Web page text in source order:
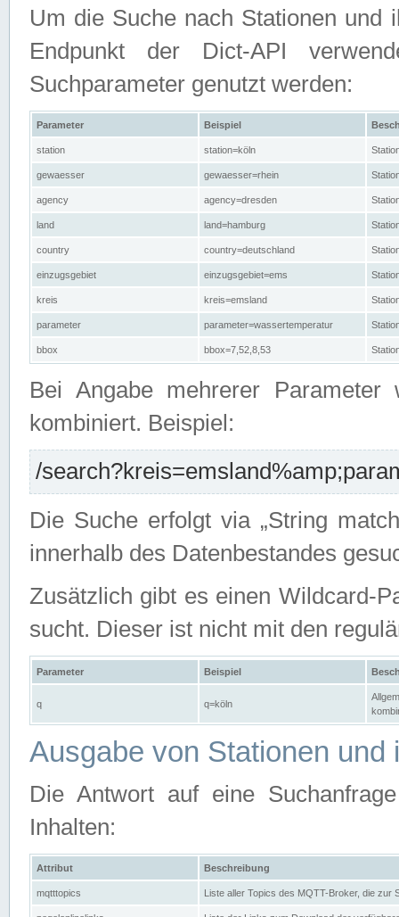
Um die Suche nach Stationen und
Endpunkt der Dict-API
Suchparameter genutzt werden:
Parameter Beispiel
station station=köln
gewaesser gewaesser=rhein
agency agency=dresden
land land=hamburg
country country=deutschland
einzugsgebiet einzugsgebiet=ems
kreis kreis=emsland
parameter parameter=wassertemperatur
bbox bbox=7,52,8,53
Bei Angabe mehrerer Parameter
kombiniert. Beispiel:
/
Die Suche erfolgt via „String
innerhalb des Datenbestandes
Zusätzlich gibt es einen Wildcard-
sucht. Dieser ist nicht mit den
Parameter Beispiel
q q=köln
Ausgabe von Stationen und
Die Antwort auf eine
Inhalten:
Attribut Beschreibung
mqtttopics Liste aller Topics des MQTT-Broker, die zur